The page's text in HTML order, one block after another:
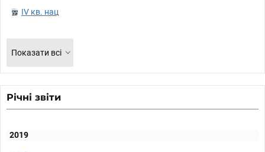
IV кв. нац
Показати всі
Річні звіти
2019